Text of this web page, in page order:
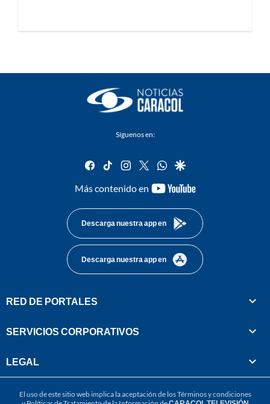
Síguenos en:
facebook
tiktok instagram
twitterwhatsapp
google
Más contenido en
youtube-
Descarga nuestra app en
Descarga nuestra app en
RED DE PORTALES
SERVICIOS CORPORATIVOS
LEGAL
El uso de este sitio web implica la aceptación de losTérminos y condiciones